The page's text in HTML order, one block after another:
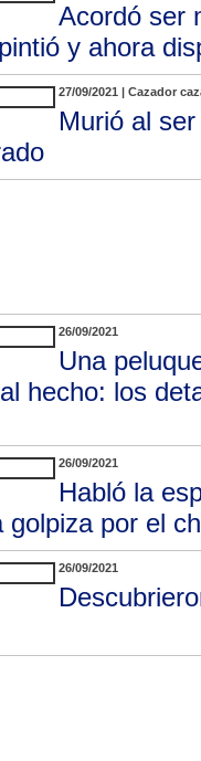
Acordó ser
y ahora
27/09/2021 | Cazador
Murió al
26/09/2021
Una
hecho: los
26/09/2021
Habló la
golpiza por el
26/09/2021